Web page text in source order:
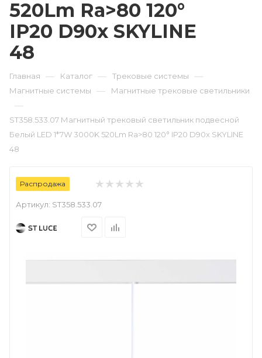
520Lm Ra>80 120°
IP20 D90x SKYLINE
48
Главная — Каталог — Трековые системы —
Магнитные системы — Магнитные трековые светильники
—
ST358.533.07 Магнитный трековый светильник подвесной
Белый LED 1*7W 3000K 520Lm Ra>80 120° IP20 D90x SKYLINE
48
Распродажа
Артикул: ST358.533.07